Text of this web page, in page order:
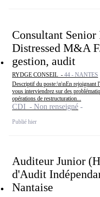
Consultant
Distressed M&A
gestion, audit
RYDGE CONSEIL - 44 - NANTES
Descriptif du poste:\n\nEn rejoignant
vous interviendrez sur des
opérations de restructuration...
CDI - Non renseigné
Publié hier
Auditeur Junior
d'Audit
Nantaise